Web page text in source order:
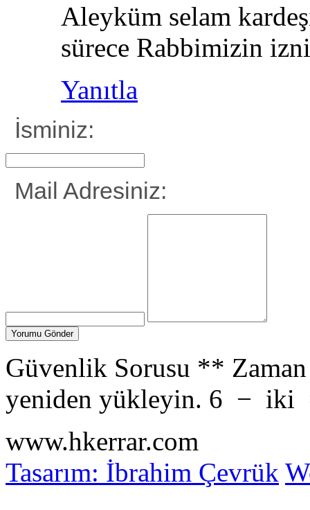
Aleyküm selam
sürece Rabbimizin
Yanıtla
İsminiz:
Mail Adresiniz:
Güvenlik Sorusu **
yeniden yükleyin. 6 − iki
www.hkerrar.com
Tasarım: İbrahim Çevrük